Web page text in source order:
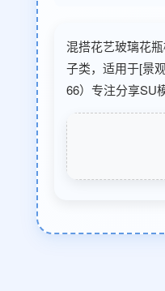
混搭花艺玻璃花
子类，适用于[景
66）专注分享SU